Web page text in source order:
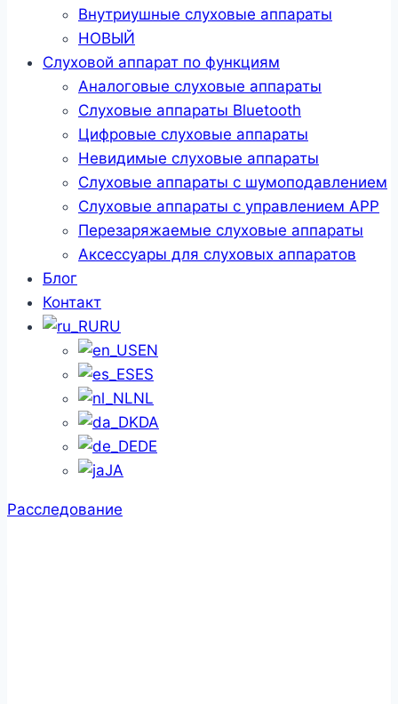
Внутриушные слуховые аппараты
НОВЫЙ
Слуховой аппарат по функциям
Аналоговые слуховые аппараты
Слуховые аппараты Bluetooth
Цифровые слуховые аппараты
Невидимые слуховые аппараты
Слуховые аппараты с шумоподавлением
Слуховые аппараты с управлением APP
Перезаряжаемые слуховые аппараты
Аксессуары для слуховых аппаратов
Блог
Контакт
RU
EN
ES
NL
DA
DE
JA
Расследование